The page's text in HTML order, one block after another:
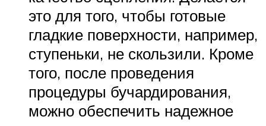
это для того, чтобы готовые
гладкие поверхности, например,
ступеньки, не скользили. Кроме
того, после проведения
процедуры бучардирования,
можно обеспечить надежное